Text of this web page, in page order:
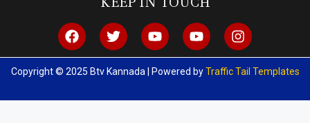
Copyright © 2025 Btv Kannada | Powered byTraffic Tail Templates